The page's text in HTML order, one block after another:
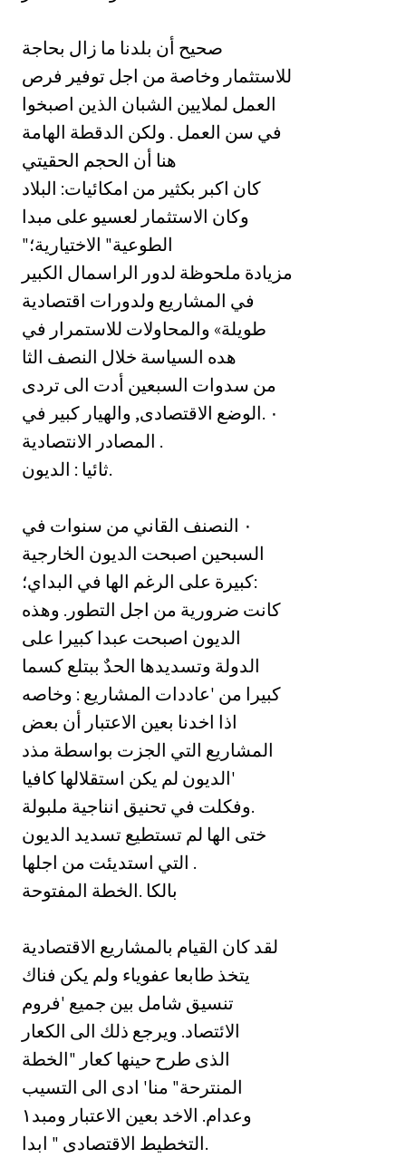
‏صحيح أن بلدنا ما زال بحاجة
للاستثمار وخاصة من اجل توفير فرص
العمل لملايين الشبان الذين اصبخوا
في سن العمل . ولكن الدقطة الهامة
هنا أن الحجم الحقيتي
كان اكبر بكثير من امكائيات: البلاد
وكان الاستثمار لعسيو على مبدا
"الطوعية" الاختيارية؛
مزيادة ملحوظة لدور الراسمال الكبير
في المشاريع ولدورات اقتصادية
طويلة» والمحاولات للاستمرار في
هده السياسة خلال النصف الثا
‏من سدوات السبعين أدت الى تردى
‏الوضع الاقتصادى, والهيار كبير في. ‎٠‏
‏المصادر الانتصادية .
‏.ثائيا : الديون
‏في ‎٠‏ النصنف القاني من سنوات
السبحين اصبحت الديون الخارجية
‏كبيرة على الرغم الها في البداي؛:
‏كانت ضرورية من اجل التطور. وهذه
الديون اصبحت عبدا كبيرا على
الدولة وتسديدها الحدٌ ببتلع كسما
كبيرا من 'عاددات المشاريع : وخاصه
اذا اخدنا بعين الاعتبار أن بعض
المشاريع التي الجزت بواسطة مذد
‏الديون لم يكن استقلالها كافيا'
‏.وفكلت في تحنيق انناجية ملبولة
ختى الها لم تستطيع تسديد الديون
التي استديئت من اجلها .
‏بالكا .الخطة المفتوحة
‏لقد كان القيام بالمشاريع الاقتصادية
يتخذ طابعا عفوياء ولم يكن فناك
تنسيق شامل بين جميع 'فروم
‏الائتصاد. ويرجع ذلك الى الكعار
‏الذى طرح حينها كعار "الخطة
المنترحة" منا' ادى الى التسيب
وعدام. الاخد بعين الاعتبار ومبد١‏
التخطيط الاقتصادى " ابدا.